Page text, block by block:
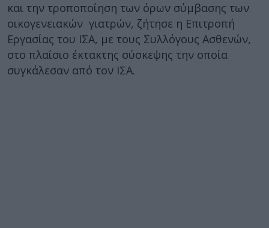
και την τροποποίηση των όρων σύμβασης των
οικογενειακών γιατρών, ζήτησε η Επιτροπή
Εργασίας του ΙΣΑ, με τους Συλλόγους Ασθενών,
στο πλαίσιο έκτακτης σύσκεψης την οποία
συγκάλεσαν από τον ΙΣΑ.